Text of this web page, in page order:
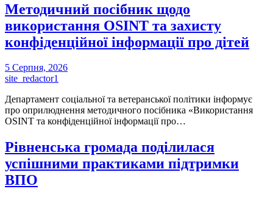
Методичний посібник щодо
використання OSINT та захисту
конфіденційної інформації про дітей
5 Серпня, 2026
site_redactor1
Департамент соціальної та ветеранської політики інформує
про оприлюднення методичного посібника «Використання
OSINT та конфіденційної інформації про…
Рівненська громада поділилася
успішними практиками підтримки
ВПО